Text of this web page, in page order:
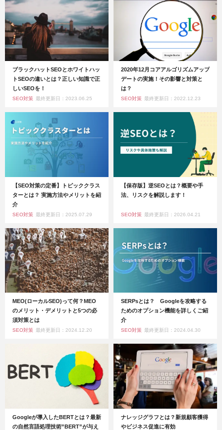
ブラックハットSEOとホワイトハッ
トSEOの違いとは？正しい知識で正
しいSEOを！
SEO対策 最終更新日：2023.06.25
2020年12月コアアルゴリズムアップ
デートの実施！その影響と対策と
は？
SEO対策 最終更新日：2022.12.23
【SEO対策の定番】トピッククラス
ターとは？ 実施方法やメリットを紹
介
SEO対策 最終更新日：2025.07.29
【保存版】逆SEOとは？概要や手
法、リスクを解説します！
SEO対策 最終更新日：2026.04.21
MEO(ローカルSEO)って何？MEO
のメリット・デメリットと5つの必
須対策とは
SEO対策 最終更新日：2024.12.20
SERPsとは？ Googleを攻略する
ためのオプション機能を詳しくご紹
介
SEO対策 最終更新日：2024.04.30
Googleが導入したBERTとは？最新
の自然言語処理技術”BERT”が与え
ナレッジグラフとは？新規顧客獲得
やビジネス促進に有効